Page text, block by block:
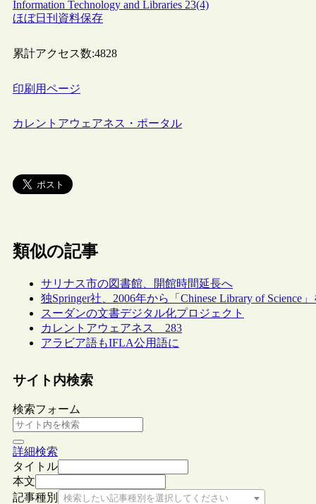
Information Technology and Libraries 23(4)
ほぼ日刊資料保存
累計アクセス数:4828
印刷用ページ
カレントアウェアネス・ポータル
類似の記事
サリナス市の図書館、開館時間延長へ
独Springer社、2006年から「Chinese Library of Science
スーダンの文書デジタル化プロジェクト
カレントアウェアネス 283
アラビア語もIFLA公用語に
サイト内検索
検索フォーム
詳細検索
タイトル
本文
記事種別
検索したい記事種別を選択してください